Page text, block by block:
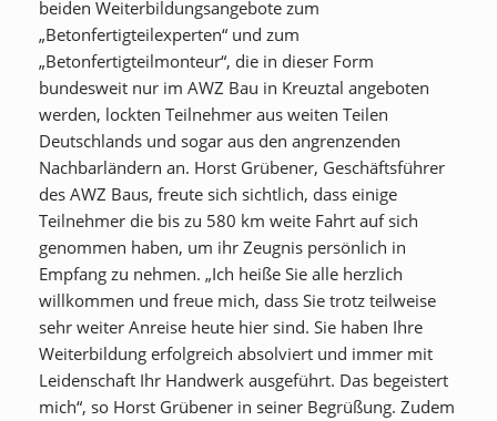
beiden Weiterbildungsangebote zum
„Betonfertigteilexperten“ und zum
„Betonfertigteilmonteur“, die in dieser Form
bundesweit nur im AWZ Bau in Kreuztal angeboten
werden, lockten Teilnehmer aus weiten Teilen
Deutschlands und sogar aus den angrenzenden
Nachbarländern an. Horst Grübener, Geschäftsführer
des AWZ Baus, freute sich sichtlich, dass einige
Teilnehmer die bis zu 580 km weite Fahrt auf sich
genommen haben, um ihr Zeugnis persönlich in
Empfang zu nehmen. „Ich heiße Sie alle herzlich
willkommen und freue mich, dass Sie trotz teilweise
sehr weiter Anreise heute hier sind. Sie haben Ihre
Weiterbildung erfolgreich absolviert und immer mit
Leidenschaft Ihr Handwerk ausgeführt. Das begeistert
mich“, so Horst Grübener in seiner Begrüßung. Zudem